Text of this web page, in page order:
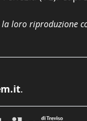
loro riproduzione
.